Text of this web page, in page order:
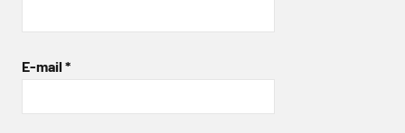
E-mail *